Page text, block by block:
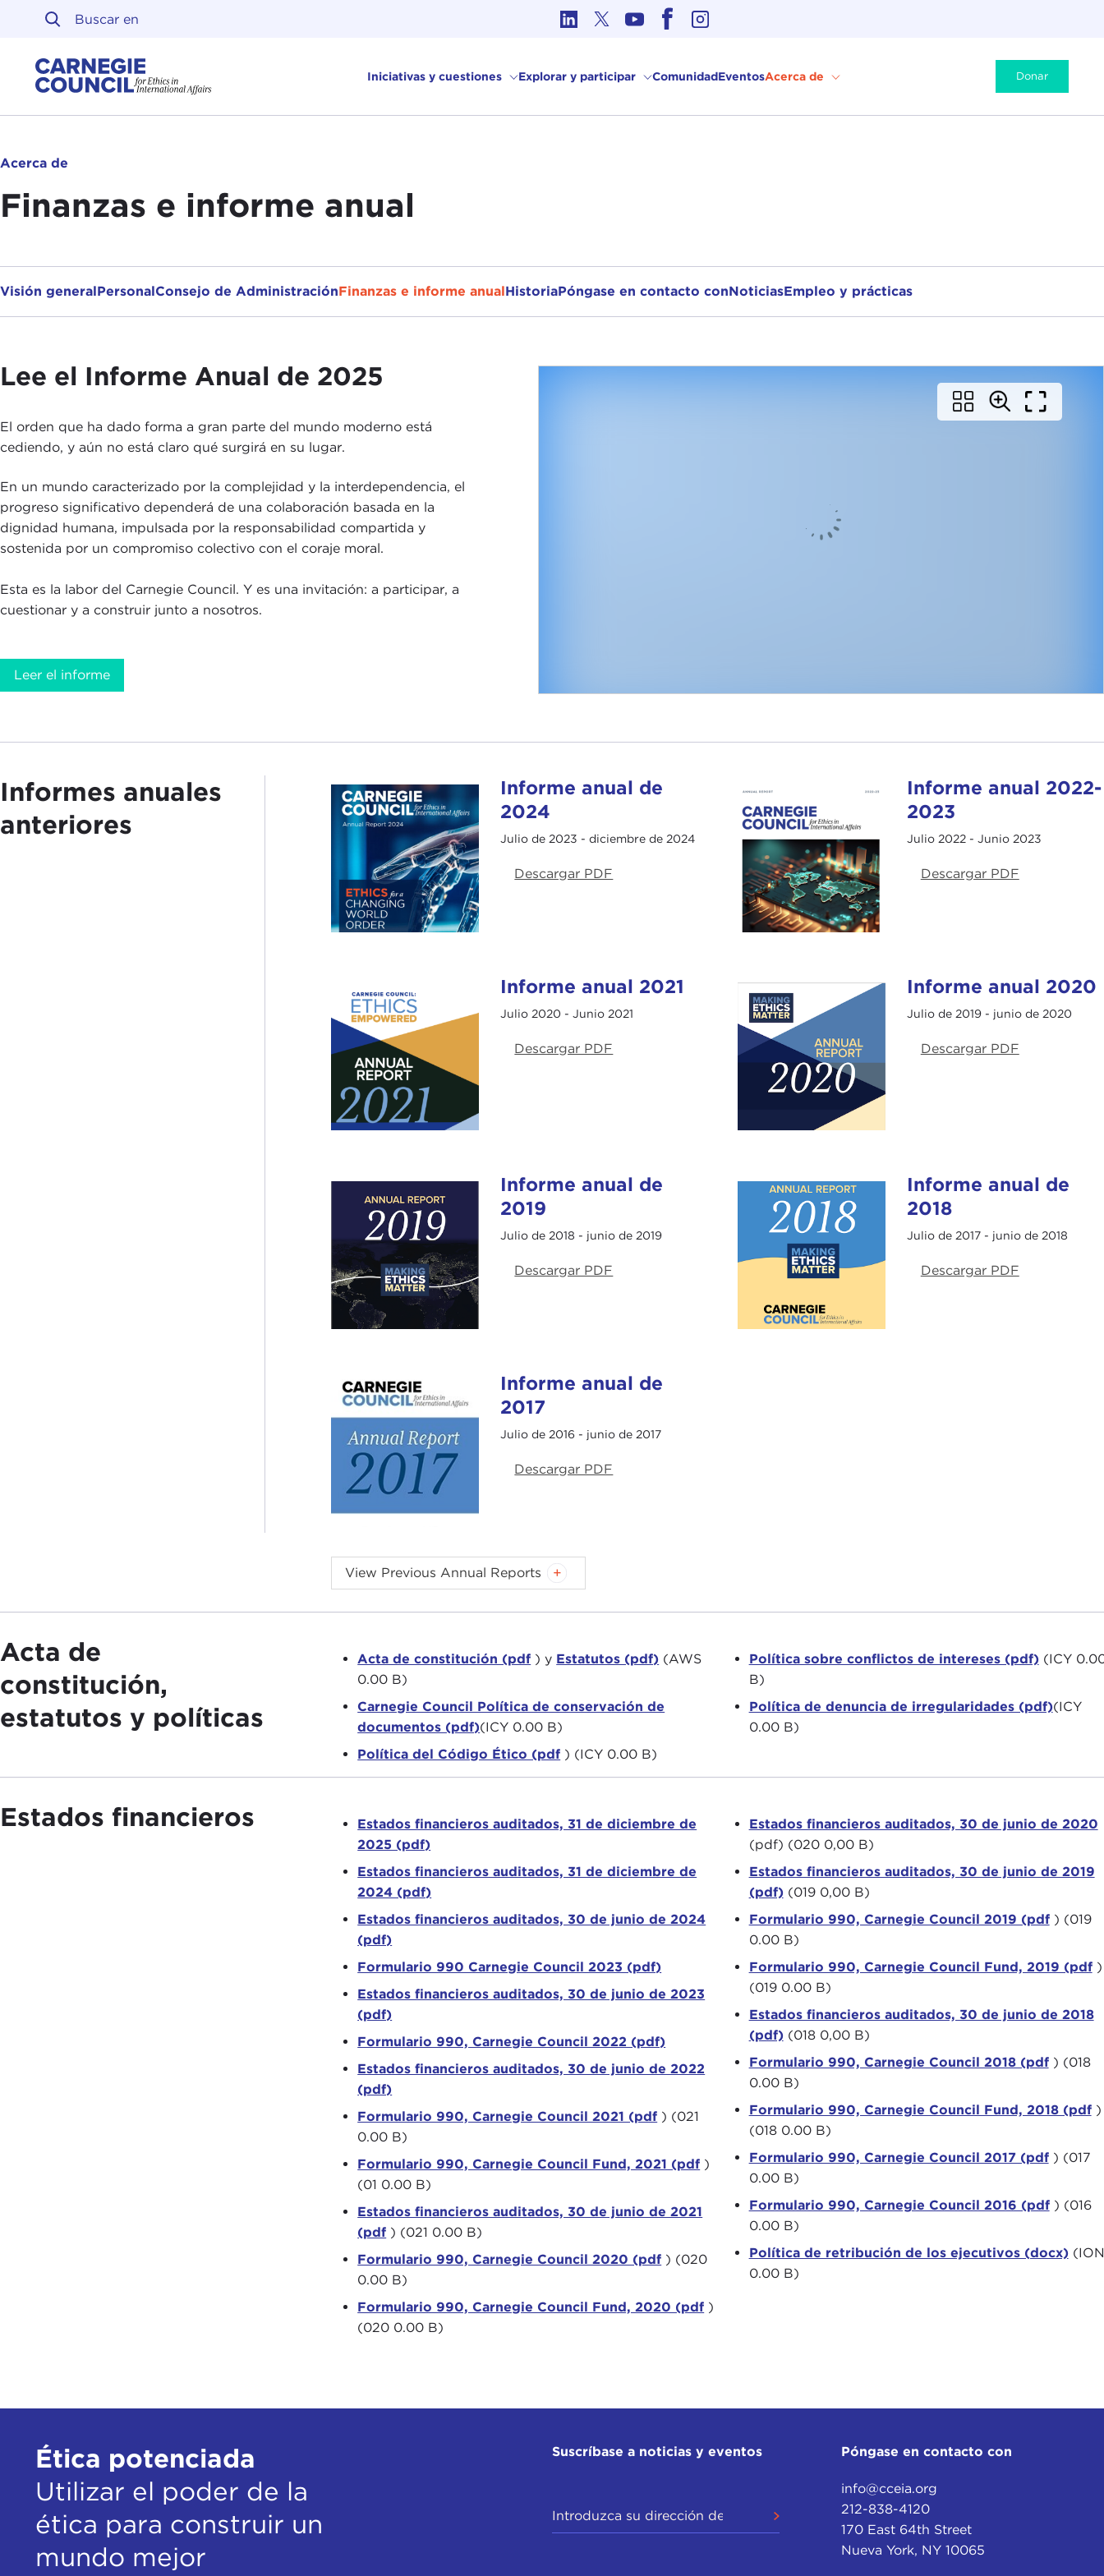
Ir al contenido
Iniciativas y cuestiones Explorar y participar ComunidadEventosAcerca de Donar
Acerca de
Finanzas e informe anual
Visión generalPersonalConsejo de AdministraciónFinanzas e informe anualHistoriaPóngase en contacto conNoticiasEmpleo y prácticas
Lee el Informe Anual de 2025
El orden que ha dado forma a gran parte del mundo moderno está
cediendo, y aún no está claro qué surgirá en su lugar.
En un mundo caracterizado por la complejidad y la interdependencia, el
progreso significativo dependerá de una colaboración basada en la
dignidad humana, impulsada por la responsabilidad compartida y
sostenida por un compromiso colectivo con el coraje moral.
Esta es la labor del Carnegie Council. Y es una invitación: a participar, a
cuestionar y a construir junto a nosotros.
Leer el informe
Informes anuales
anteriores
Informe anual de
2024
Julio de 2023 - diciembre de 2024
Descargar PDF
Informe anual 2022-
2023
Julio 2022 - Junio 2023
Descargar PDF
Informe anual 2021
Julio 2020 - Junio 2021
Descargar PDF
Informe anual 2020
Julio de 2019 - junio de 2020
Descargar PDF
Informe anual de
2019
Julio de 2018 - junio de 2019
Descargar PDF
Informe anual de
2018
Julio de 2017 - junio de 2018
Descargar PDF
Informe anual de
2017
Julio de 2016 - junio de 2017
Descargar PDF
2016 (pdf)
2013 (pdf)
2012 (pdf)
2008 (pdf)
2003 (pdf)
View Previous Annual Reports
Acta de
constitución,
estatutos y políticas
Acta de constitución (pdf ) y Estatutos (pdf) (AWS
0.00 B)
Carnegie Council Política de conservación de
documentos (pdf)(ICY 0.00 B)
Política del Código Ético (pdf ) (ICY 0.00 B)
Política sobre conflictos de intereses (pdf)(ICY
B)
Política de denuncia de irregularidades (pdf)(ICY
0.00 B)
Estados financieros
Estados financieros auditados, 31 de diciembre de
2025 (pdf)
Estados financieros auditados, 31 de diciembre de
2024 (pdf)
Estados financieros auditados, 30 de junio de 2024
(pdf)
Formulario 990 Carnegie Council 2023 (pdf)
Estados financieros auditados, 30 de junio de 2023
(pdf)
Formulario 990, Carnegie Council 2022 (pdf)
Estados financieros auditados, 30 de junio de 2022
(pdf)
Formulario 990, Carnegie Council 2021 (pdf ) (021
0.00 B)
Formulario 990, Carnegie Council Fund, 2021 (pdf )
(01 0.00 B)
Estados financieros auditados, 30 de junio de 2021
(pdf ) (021 0.00 B)
Formulario 990, Carnegie Council 2020 (pdf ) (020
0.00 B)
Formulario 990, Carnegie Council Fund, 2020 (pdf )
(020 0.00 B)
Estados financieros auditados, 30 de junio de 2020
(pdf) (020 0,00 B)
Estados financieros auditados, 30 de junio de 2019
(pdf)(019 0,00 B)
Formulario 990, Carnegie Council 2019 (pdf) (019
0.00 B)
Formulario 990, Carnegie Council Fund, 2019 (pdf)
(019 0.00 B)
Estados financieros auditados, 30 de junio de 2018
(pdf)(018 0,00 B)
Formulario 990, Carnegie Council 2018 (pdf) (018
0.00 B)
Formulario 990, Carnegie Council Fund, 2018 (pdf)
(018 0.00 B)
Formulario 990, Carnegie Council 2017 (pdf) (017
0.00 B)
Formulario 990, Carnegie Council 2016 (pdf) (016
0.00 B)
Política de retribución de los ejecutivos (docx)(ION
0.00 B)
Ética potenciada
Utilizar el poder de la
ética para construir un
mundo mejor
Suscríbase a noticias y eventos Póngase en contacto con
info@cceia.org
212-838-4120
170 East 64th Street
Nueva York, NY 10065